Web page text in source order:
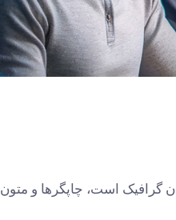
گرافیک است، چاپگرها و متون